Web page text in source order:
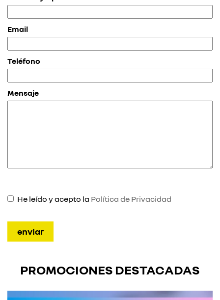
Email
Teléfono
Mensaje
He leído y acepto la Política de Privacidad
PROMOCIONES DESTACADAS